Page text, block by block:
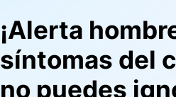
¡Alerta
síntomas del
no puedes